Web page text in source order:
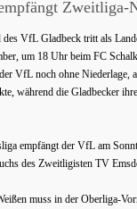
Zweitliga-
VfL Gladbeck tritt als
um 18 Uhr beim FC
VfL noch ohne Niederlage,
während die Gladbecker
empfängt der VfL am
des Zweitligisten TV
muss in der Oberliga-